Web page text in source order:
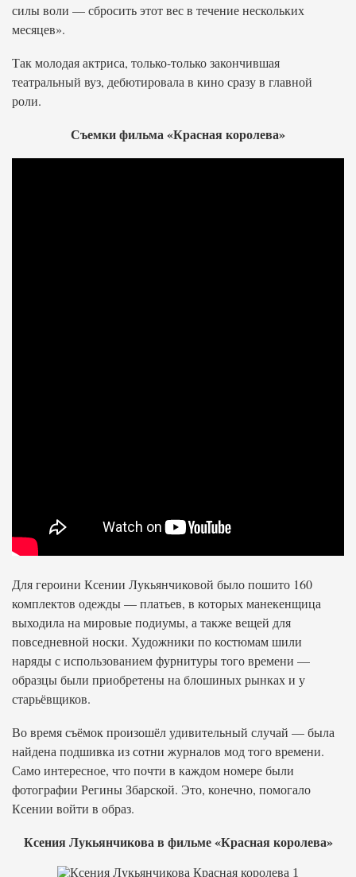
силы воли — сбросить этот вес в течение нескольких
месяцев».
Так молодая актриса, только-только закончившая
театральный вуз, дебютировала в кино сразу в главной
роли.
Съемки фильма «Красная королева»
Для героини Ксении Лукьянчиковой было пошито 160
комплектов одежды — платьев, в которых манекенщица
выходила на мировые подиумы, а также вещей для
повседневной носки. Художники по костюмам шили
наряды с использованием фурнитуры того времени —
образцы были приобретены на блошиных рынках и у
старьёвщиков.
Во время съёмок произошёл удивительный случай — была
найдена подшивка из сотни журналов мод того времени.
Само интересное, что почти в каждом номере были
фотографии Регины Збарской. Это, конечно, помогало
Ксении войти в образ.
Ксения Лукьянчикова в фильме «Красная королева»